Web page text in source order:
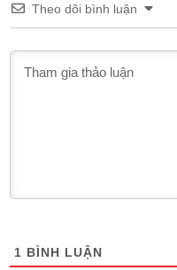
Theo dõi bình luận
1 BÌNH LUẬN